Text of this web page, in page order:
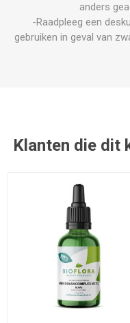
anders
-Raadpleeg een
gebruiken in geval van
Klanten die dit